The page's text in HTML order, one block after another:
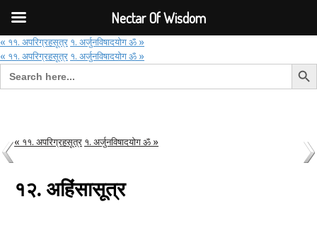
« ११. अपरिग्रहसूत्र १. अर्जुनविषादयोग ॐ »
« ११. अपरिग्रहसूत्र १. अर्जुनविषादयोग ॐ »
Search for: Search
« ११. अपरिग्रहसूत्र १. अर्जुनविषादयोग ॐ »
१२. अहिंसासूत्र
Nectar Of Wisdom